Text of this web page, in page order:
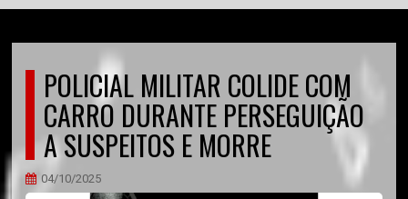
POLICIAL MILITAR COLIDE COM
CARRO DURANTE PERSEGUIÇÃO
A SUSPEITOS E MORRE
04/10/2025